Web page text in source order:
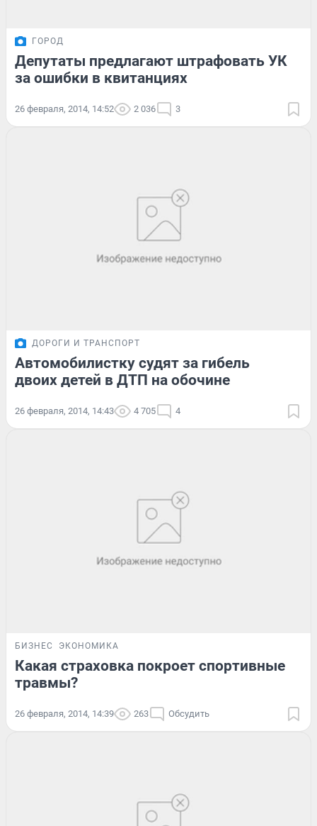
ГОРОД
Депутаты предлагают штрафовать УК
за ошибки в квитанциях
26 февраля, 2014, 14:52 2 036 3
ДОРОГИ И ТРАНСПОРТ
Автомобилистку судят за гибель
двоих детей в ДТП на обочине
26 февраля, 2014, 14:43 4 705 4
БИЗНЕС ЭКОНОМИКА
Какая страховка покроет спортивные
травмы?
26 февраля, 2014, 14:39 263 Обсудить